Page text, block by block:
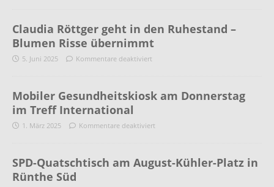
Claudia Röttger geht in den Ruhestand –
Blumen Risse übernimmt
5. Juni 2025 Kommentare deaktiviert
Mobiler Gesundheitskiosk am Donnerstag
im Treff International
1. März 2025 Kommentare deaktiviert
SPD-Quatschtisch am August-Kühler-Platz in
Rünthe Süd